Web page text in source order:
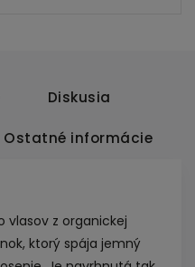
Diskusia
Ostatné informácie
vlasov z organickej
ktorý spája jemný